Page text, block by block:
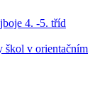
4. -5. tříd
škol v orientačním